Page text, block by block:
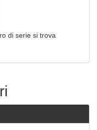
di serie si trova